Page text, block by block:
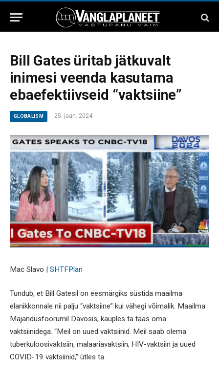
Bill Gates üritab jätkuvalt
inimesi veenda kasutama
ebaefektiivseid “vaktsiine”
GLOBALISM 25. jaan. 2024
Mac Slavo | SHTFPlan
Tundub, et Bill Gatesil on eesmärgiks süstida maailma
elanikkonnale nii palju “vaktsiine” kui vähegi võimalik. Maailma
Majandusfoorumil Davosis, kauples ta taas oma
vaktsiinidega. “Meil on uued vaktsiinid. Meil saab olema
tuberkuloosivaktsiin, malaariavaktsiin, HIV-vaktsiin ja uued
COVID-19 vaktsiinid,” ütles ta.